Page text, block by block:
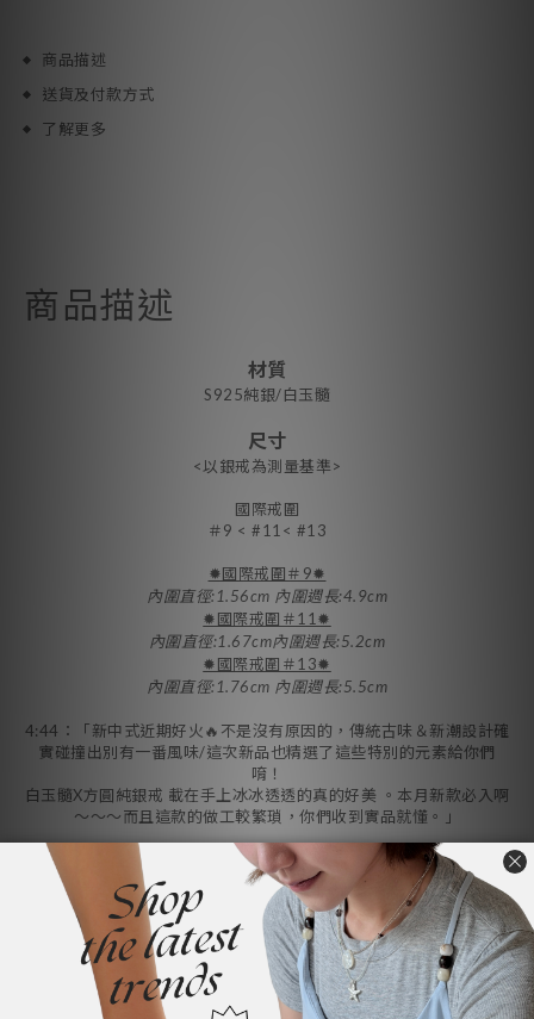
商品描述
送貨及付款方式
了解更多
商品描述
材質
S925純銀/白玉髓
尺寸
<以銀戒為測量基準>
國際戒圍
＃9 < #11< #13
✹國際戒圍＃9✹
內圍直徑:1.56cm 內圍週長:4.9cm
✹國際戒圍＃11✹
內圍直徑:1.67cm內圍週長:5.2cm
✹國際戒圍＃13✹
內圍直徑:1.76cm 內圍週長:5.5cm
4:44：「新中式近期好火🔥不是沒有原因的，傳統古味＆新潮設計確
實碰撞出別有一番風味/這次新品也精選了這些特別的元素給你們
唷！
白玉髓X方圓純銀戒 載在手上冰冰透透的真的好美 。本月新款必入啊
～～～而且這款的做工較繁瑣，你們收到實品就懂。」